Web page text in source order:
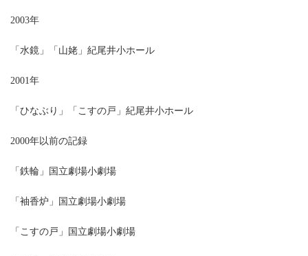
2003年
「水鏡」「山姥」紀尾井小ホール
2001年
「ひなぶり」「こすの戸」紀尾井小ホール
2000年以前の記録
「鉄輪」国立劇場小劇場
「袖香炉」国立劇場小劇場
「こすの戸」国立劇場小劇場